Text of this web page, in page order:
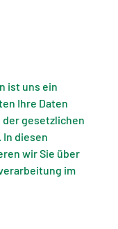
ist uns ein
Ihre Daten
der gesetzlichen
In diesen
wir Sie über
im